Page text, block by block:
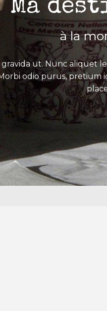
Ma
à la
ut. Nunc aliquet
odio purus,
aux